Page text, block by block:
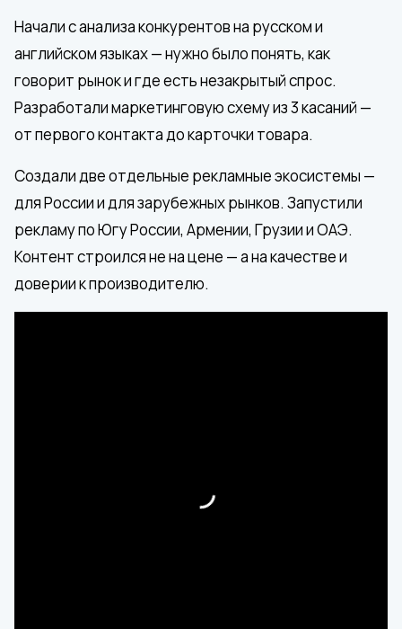
Начали с анализа конкурентов на русском и
английском языках — нужно было понять, как
говорит рынок и где есть незакрытый спрос.
Разработали маркетинговую схему из 3 касаний —
от первого контакта до карточки товара.
Создали две отдельные рекламные экосистемы —
для России и для зарубежных рынков. Запустили
рекламу по Югу России, Армении, Грузии и ОАЭ.
Контент строился не на цене — а на качестве и
доверии к производителю.